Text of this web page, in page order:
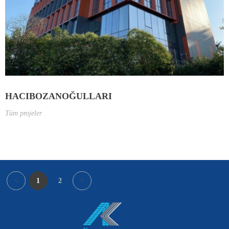
HACIBOZANOĞULLARI
Tüm projeler
1 2